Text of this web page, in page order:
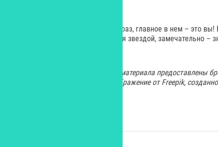
Какой бы вы ни выбрали образ, главное в нем – это
нравитесь себе и чувствуете себя звездой, замечательно –
Изображения для иллюстрации материала предоставлены
иллюстрации использовано изображение от Freepik,